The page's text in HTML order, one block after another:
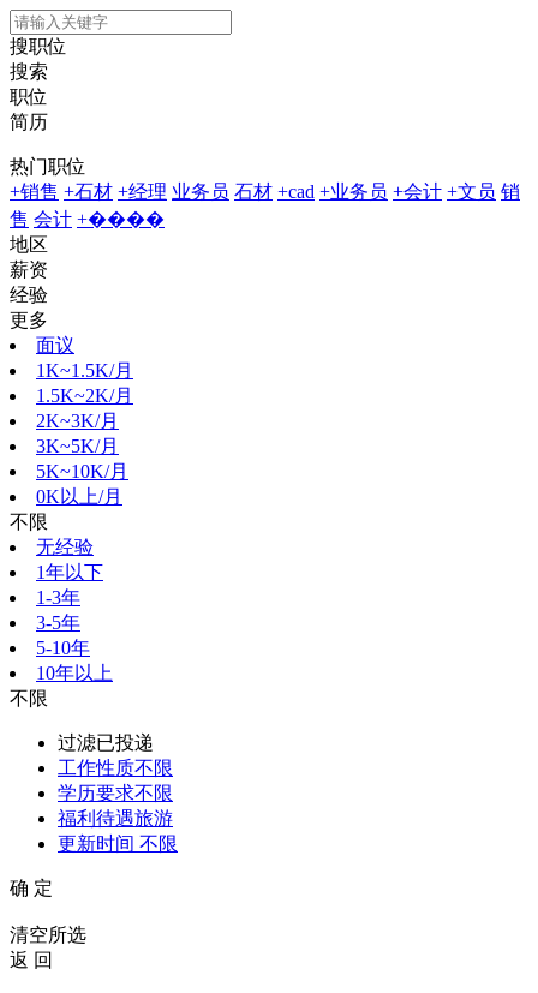
搜职位
搜索
职位
简历
热门职位
+销售 +石材 +经理 业务员 石材 +cad +业务员 +会计 +文员 销
售 会计 +����
地区
薪资
经验
更多
面议
1K~1.5K/月
1.5K~2K/月
2K~3K/月
3K~5K/月
5K~10K/月
0K以上/月
不限
无经验
1年以下
1-3年
3-5年
5-10年
10年以上
不限
过滤已投递
工作性质不限
学历要求不限
福利待遇旅游
更新时间 不限
确 定
清空所选
返 回